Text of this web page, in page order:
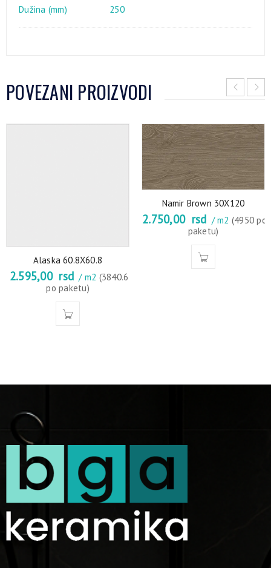
Dužina (mm) 250
POVEZANI PROIZVODI
Alaska 60.8X60.8
2.595,00 rsd / m2 (3840.6
po paketu)
Namir Brown 30X120
2.750,00 rsd / m2 (4950 po
paketu)